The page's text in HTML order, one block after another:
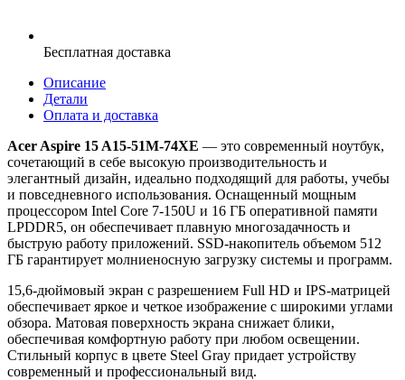
Бесплатная доставка
Описание
Детали
Оплата и доставка
Acer Aspire 15 A15-51M-74XE — это современный ноутбук,
сочетающий в себе высокую производительность и
элегантный дизайн, идеально подходящий для работы, учебы
и повседневного использования. Оснащенный мощным
процессором Intel Core 7-150U и 16 ГБ оперативной памяти
LPDDR5, он обеспечивает плавную многозадачность и
быструю работу приложений. SSD-накопитель объемом 512
ГБ гарантирует молниеносную загрузку системы и программ.
15,6-дюймовый экран с разрешением Full HD и IPS-матрицей
обеспечивает яркое и четкое изображение с широкими углами
обзора. Матовая поверхность экрана снижает блики,
обеспечивая комфортную работу при любом освещении.
Стильный корпус в цвете Steel Gray придает устройству
современный и профессиональный вид.